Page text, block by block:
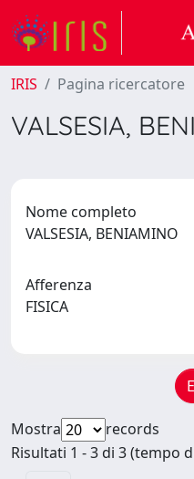
IRIS Pagina ricercatore
VALSESIA,
Nome completo
VALSESIA, BENIAMINO
Afferenza
FISICA
Mostra
records
Risultati 1 - 3 di 3 (tempo